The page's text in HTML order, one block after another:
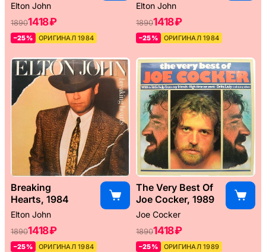
Elton John
18901418 ₽
–25% ОРИГИНАЛ 1984
Elton John
18901418 ₽
–25% ОРИГИНАЛ 1984
Breaking
Hearts, 1984
Elton John
18901418 ₽
–25% ОРИГИНАЛ 1984
The Very Best Of
Joe Cocker, 1989
Joe Cocker
18901418 ₽
–25%
ОРИГИНАЛ 1989